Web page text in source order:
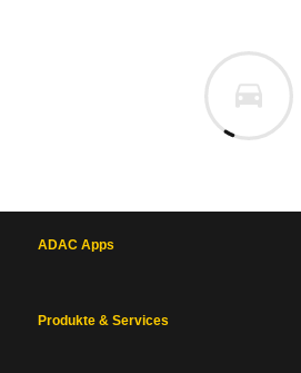
ADAC Apps
Produkte & Services